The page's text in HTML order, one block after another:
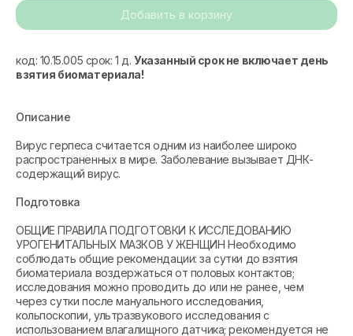
Добавить в корзину
код: 10.15.005 срок: 1 д.Указанный срок не включает день
взятия биоматериала!
Описание
Вирус герпеса считается одним из наиболее широко
распространенных в мире. Заболевание вызывает ДНК-
содержащий вирус.
Подготовка
ОБЩИЕ ПРАВИЛА ПОДГОТОВКИ К ИССЛЕДОВАНИЮ
УРОГЕНИТАЛЬНЫХ МАЗКОВ У ЖЕНЩИН Необходимо
соблюдать общие рекомендации: за сутки до взятия
биоматериала воздержаться от половых контактов;
исследования можно проводить до или не ранее, чем
через сутки после мануального исследования,
кольпоскопии, ультразвукового исследования с
использованием влагалищного датчика; рекомендуется не